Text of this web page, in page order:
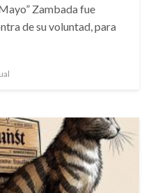
Zambada fue
de su voluntad, para